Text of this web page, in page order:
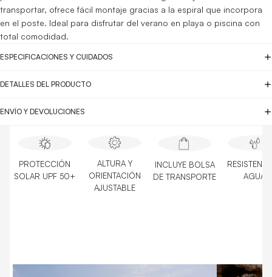
transportar, ofrece fácil montaje gracias a la espiral que incorpora
en el poste. Ideal para disfrutar del verano en playa o piscina con
total comodidad.
ESPECIFICACIONES Y CUIDADOS
DETALLES DEL PRODUCTO
ENVÍO Y DEVOLUCIONES
PROTECCIÓN
SOLAR UPF 50+
ALTURA Y
ORIENTACIÓN
AJUSTABLE
INCLUYE BOLSA
DE TRANSPORTE
AGUA